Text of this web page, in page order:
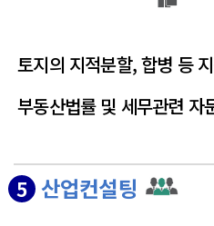
토지의 지적분할, 합병 등
부동산법률 및 세무관련 자
5 산업컨설팅